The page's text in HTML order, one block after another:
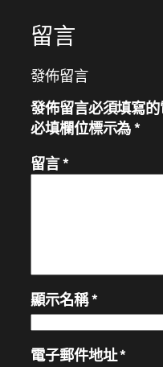
留言
發佈留言
發佈留言必須填寫
必填欄位標示為*
留言*
顯示名稱*
電子郵件地址*